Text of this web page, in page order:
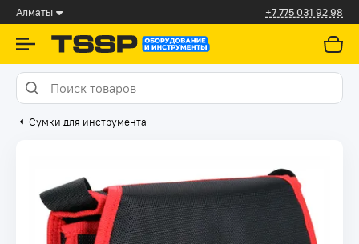
Алматы +7 775 031 92 98
Сумки для инструмента